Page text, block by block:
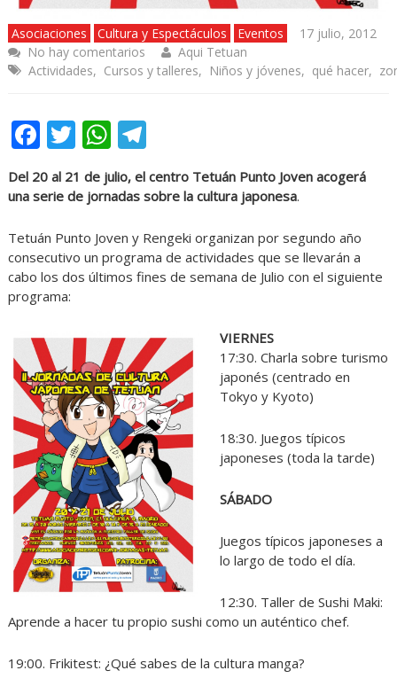
Asociaciones Cultura y Espectáculos Eventos
17 julio, 2012
No hay comentarios
Aqui Tetuan
Actividades, Cursos y talleres, Niños y jóvenes, qué hacer,
Facebook
Twitter
WhatsApp
Telegram
Del 20 al 21 de julio, el centro Tetuán Punto Joven acogerá
una serie de jornadas sobre la cultura japonesa.
Tetuán Punto Joven y Rengeki organizan por segundo año
consecutivo un programa de actividades que se llevarán a
cabo los dos últimos fines de semana de Julio con el siguiente
programa:
VIERNES
17:30. Charla sobre turismo
japonés (centrado en
Tokyo y Kyoto)
18:30. Juegos típicos
japoneses (toda la tarde)
SÁBADO
Juegos típicos japoneses a
lo largo de todo el día.
12:30. Taller de Sushi Maki:
Aprende a hacer tu propio sushi como un auténtico chef.
19:00. Frikitest: ¿Qué sabes de la cultura manga?